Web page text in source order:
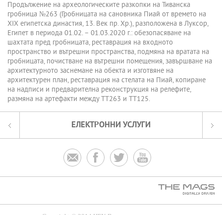
Продължение на археологическите разкопки на Тиванска
гробница №263 (Гробницата на сановника Пиай от времето на
XIX египетска династия, 13. Век пр. Хр.), разположена в Луксор,
Египет в периода 01.02. – 01.03.2020 г.: обезопасяване на
шахтата пред гробницата, реставрация на входното
пространство и вътрешни пространства, подмяна на вратата на
гробницата, почистване на вътрешни помещения, завършване на
архитектурното заснемане на обекта и изготвяне на
архитектурен план, реставрация на стелата на Пиай, копиране
на надписи и предварителна реконструкция на релефите,
размяна на артефакти между ТТ263 и ТТ125.
ЕЛЕКТРОННИ УСЛУГИ
   